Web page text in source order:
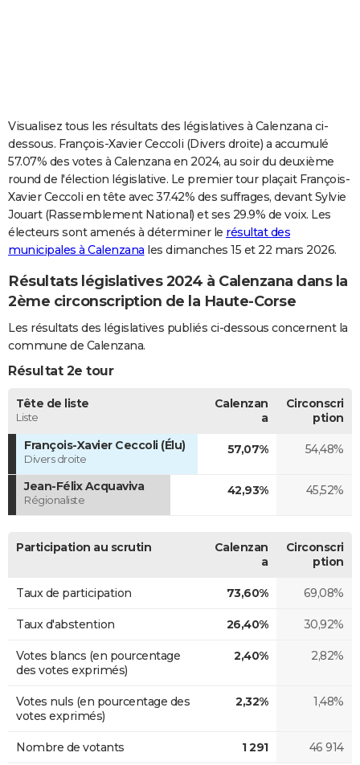
Carte de Noël
Carte Bonne année
Carte Saint-Valentin
Carte Pâques
Carte d'anniversaire
DICTIONNAIRE
Dictionnaire
Biographies
Citations
Expressions
Proverbes
PROGRAMME TV
COPAINS D'AVANT
S'inscrire
Se connecter
Lycées
Collèges
Primaires
Universités
Entreprises
Service militaire
Avis de recherche
AVIS DE DÉCÈS
FORUM
Bricolage
Lifestyle
Culture
Sport
Auto
Television
Voyage
Cinema
Visualisez tous les résultats des législatives à Calenzana ci-
dessous. François-Xavier Ceccoli (Divers droite) a accumulé
57.07% des votes à Calenzana en 2024, au soir du deuxième
round de l'élection législative. Le premier tour plaçait François-
Xavier Ceccoli en tête avec 37.42% des suffrages, devant Sylvie
Jouart (Rassemblement National) et ses 29.9% de voix. Les
électeurs sont amenés à déterminer le résultat des
municipales à Calenzana les dimanches 15 et 22 mars 2026.
Résultats législatives 2024 à Calenzana dans la
2ème circonscription de la Haute-Corse
Les résultats des législatives publiés ci-dessous concernent la
commune de Calenzana.
Résultat 2e tour
Tête de liste
Liste
Calenzan
a
Circonscri
ption
François-Xavier Ceccoli (Élu)
Divers droite
57,07% 54,48%
Jean-Félix Acquaviva
Régionaliste
42,93% 45,52%
Participation au scrutin
Calenzan
a
Circonscri
ption
Taux de participation 73,60% 69,08%
Taux d'abstention 26,40% 30,92%
Votes blancs (en pourcentage
des votes exprimés)
2,40% 2,82%
Votes nuls (en pourcentage des
votes exprimés)
2,32% 1,48%
Nombre de votants 1 291 46 914